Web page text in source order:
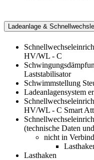
Ladeanlage &
HV/WL - C
Laststabilisator
Schwimmstellung
Ladeanlagensystem
HV/WL - C Smart
(technische Daten
nicht in
Lasthaken